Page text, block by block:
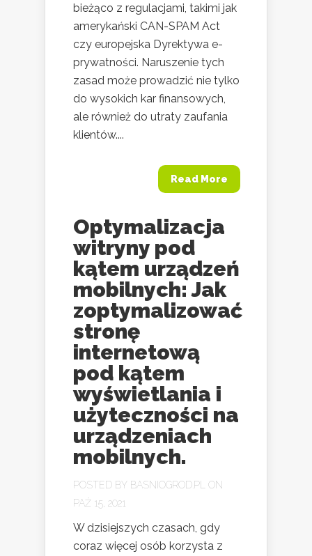
bieżąco z regulacjami, takimi jak
amerykański CAN-SPAM Act
czy europejska Dyrektywa e-
prywatności. Naruszenie tych
zasad może prowadzić nie tylko
do wysokich kar finansowych,
ale również do utraty zaufania
klientów....
Read More
Optymalizacja
witryny pod
kątem urządzeń
mobilnych: Jak
zoptymalizować
stronę
internetową
pod kątem
wyświetlania i
użyteczności na
urządzeniach
mobilnych.
POSTED BY BASNIOGROD.PL
ON
PAŹ 15, 2021
W dzisiejszych czasach, gdy
coraz więcej osób korzysta z